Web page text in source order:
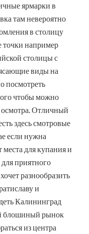
ярмарки в
там невероятно
в столицу
точки например
столицы с
виды на
посмотреть
чтобы можно
Отличный
здесь смотровые
если нужна
места для купания и
приятного
разнообразить
и
Калининград
блошиный рынок
из центра